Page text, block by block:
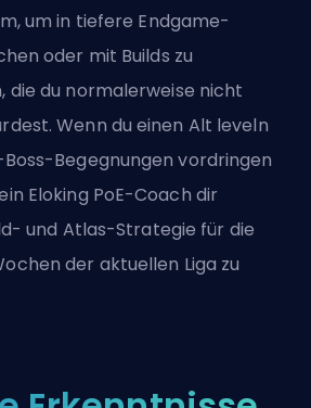
um in tiefere Endgame-
oder mit Builds zu
die du normalerweise nicht
Wenn du einen Alt leveln
Begegnungen vordringen
Eloking PoE-Coach dir
und Atlas-Strategie für die
der aktuellen Liga zu